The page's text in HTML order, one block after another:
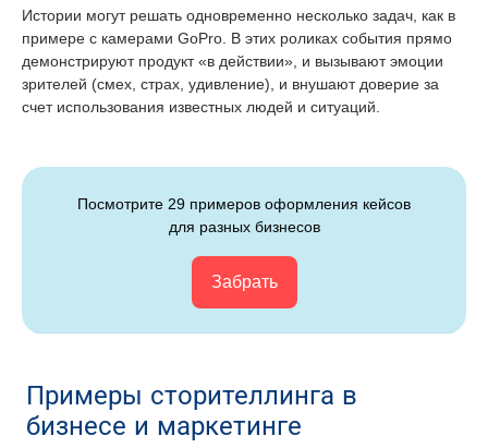
Истории могут решать одновременно несколько задач, как в
примере с камерами GoPro. В этих роликах события прямо
демонстрируют продукт «в действии», и вызывают эмоции
зрителей (смех, страх, удивление), и внушают доверие за
счет использования известных людей и ситуаций.
Посмотрите 29 примеров оформления кейсов
для разных бизнесов
Забрать
Примеры сторителлинга в
бизнесе и маркетинге